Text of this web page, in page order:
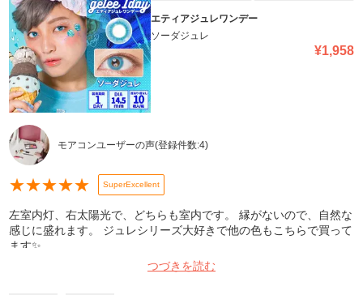
エティアジュレワンデー
ソーダジュレ
¥1,958
モアコンユーザーの声(登録件数:4)
★★★★★ SuperExcellent
左室内灯、右太陽光で、どちらも室内です。 縁がないので、自然な
感じに盛れます。 ジュレシリーズ大好きで他の色もこちらで買って
ます✨
つづきを読む